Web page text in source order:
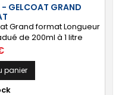
- GELCOAT GRAND
Grand format Longueur
de 200ml à 1 litre
panier